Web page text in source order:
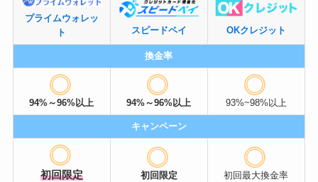
プライムウォレッ
ト
スピードペイ OKクレジット
換金率
94%～96%以上 94%～96%以上 93%~98%以上
キャンペーン
初回限定
初回限定
初回最大換金率